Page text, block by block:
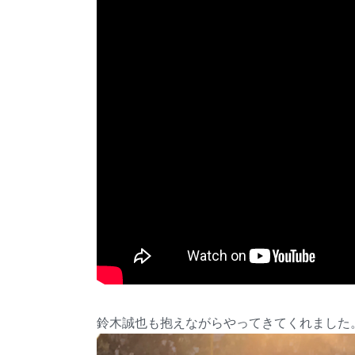
鈴木誠也も抱えながらやってきてくれました